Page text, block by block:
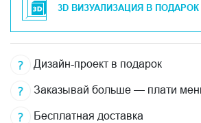
3D ВИЗУАЛИЗАЦИЯ В ПОДАРОК
Дизайн-проект в подарок
Заказывай больше — плати
Бесплатная доставка